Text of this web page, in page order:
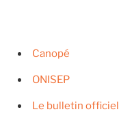
Canopé
ONISEP
Le bulletin officiel